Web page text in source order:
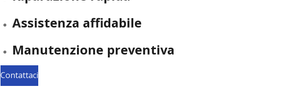
Assistenza affidabile
Manutenzione preventiva
Contattaci